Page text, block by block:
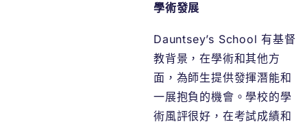
學術發展
Dauntsey’s School 有基督
教背景，在學術和其他方
面，為師生提供發揮潛能和
一展抱負的機會。學校的學
術風評很好，在考試成績和